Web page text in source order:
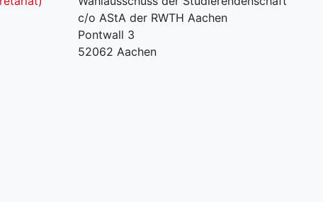
c/o AStA der RWTH Aachen
Pontwall 3
52062 Aachen